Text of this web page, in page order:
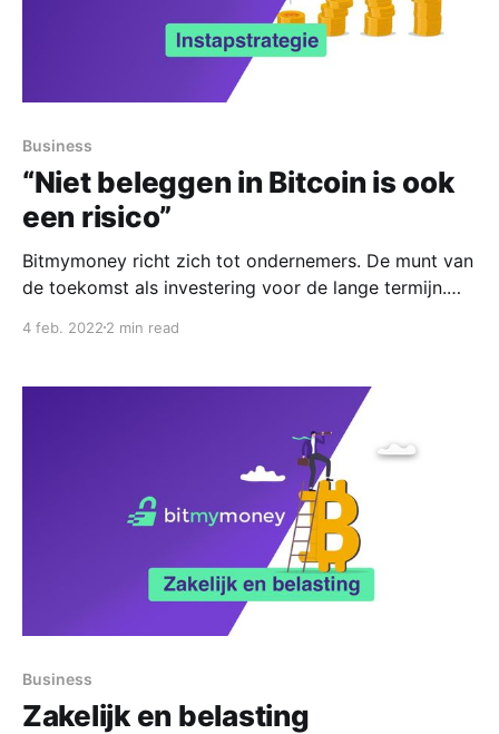
Business
“Niet beleggen in Bitcoin is ook
een risico”
Bitmymoney richt zich tot ondernemers. De munt van
de toekomst als investering voor de lange termijn.
opbouwen. En daarin hebben wij al tien jaar ervaring.
4 feb. 2022 2 min read
Business
Zakelijk en belasting